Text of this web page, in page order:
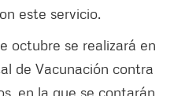
este servicio.
octubre se realizará en
de Vacunación contra
en la que se contarán